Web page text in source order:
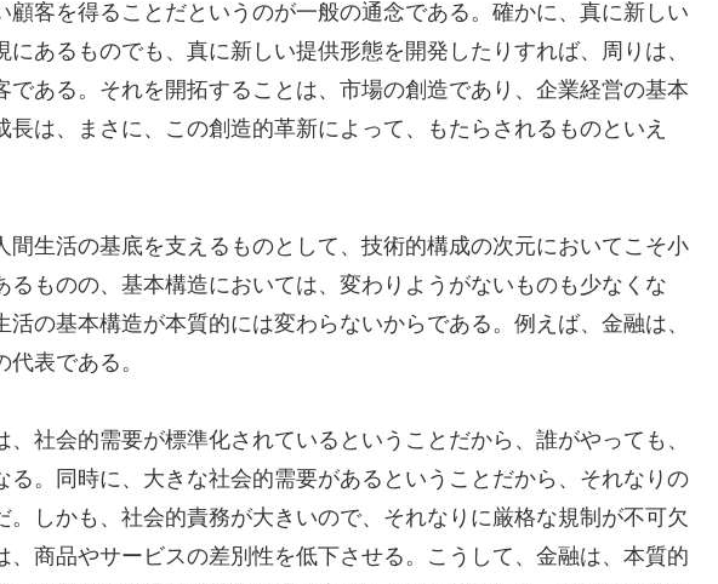
顧客を得ることだというのが一般の通念である。確かに、真に新しい
にあるものでも、真に新しい提供形態を開発したりすれば、周りは、
である。それを開拓することは、市場の創造であり、企業経営の基本
長は、まさに、この創造的革新によって、もたらされるものといえ
間生活の基底を支えるものとして、技術的構成の次元においてこそ小
るものの、基本構造においては、変わりようがないものも少なくな
活の基本構造が本質的には変わらないからである。例えば、金融は、
表である。
、社会的需要が標準化されているということだから、誰がやっても、
る。同時に、大きな社会的需要があるということだから、それなりの
。しかも、社会的責務が大きいので、それなりに厳格な規制が不可欠
、商品やサービスの差別性を低下させる。こうして、金融は、本質的